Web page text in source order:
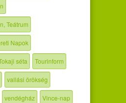
Teátrum
Napok
séta Tourinform
vallási örökség
vendégház Vince-nap